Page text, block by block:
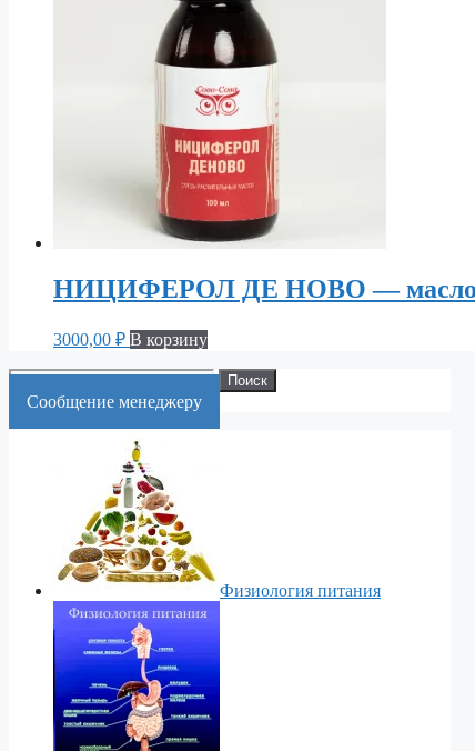
НИЦИФЕРОЛ ДЕ НОВО — масло
3000,00 ₽ В корзину
Искать:
Поиск
Cообщение менеджеру
Физиология питания